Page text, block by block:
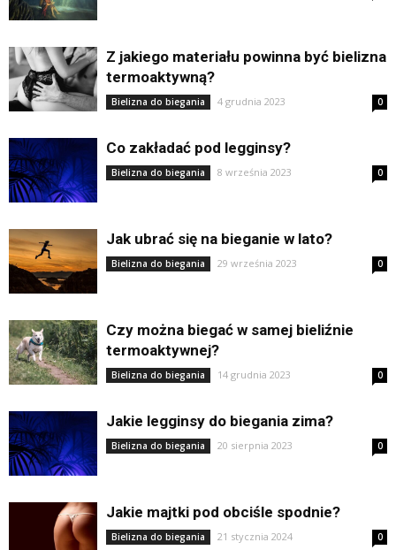
Z jakiego materiału powinna być bielizna
termoaktywną?
Bielizna do biegania 4 grudnia 2023 0
Co zakładać pod legginsy?
Bielizna do biegania 8 września 2023 0
Jak ubrać się na bieganie w lato?
Bielizna do biegania 29 września 2023 0
Czy można biegać w samej bieliźnie
termoaktywnej?
Bielizna do biegania 14 grudnia 2023 0
Jakie legginsy do biegania zima?
Bielizna do biegania 20 sierpnia 2023 0
Jakie majtki pod obciśle spodnie?
Bielizna do biegania 21 stycznia 2024 0